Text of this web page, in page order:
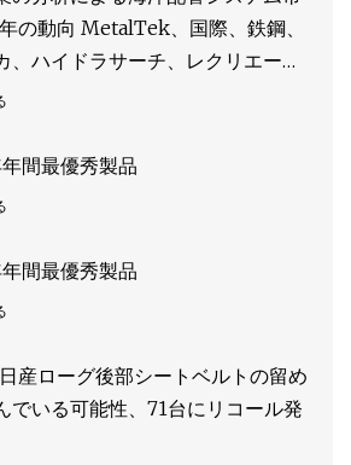
の動向 MetalTek、国際、鉄鋼、
、ハイドラサーチ、レクリエーシ
トリコン、配管、システム、ヴェ
、トレッドウェル、将来、パイ
間最優秀製品
間最優秀製品
産ローグ後部シートベルトの留め
でいる可能性、71台にリコール発